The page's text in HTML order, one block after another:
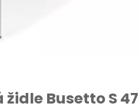
Busetto S